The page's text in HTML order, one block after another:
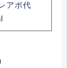
アポ代